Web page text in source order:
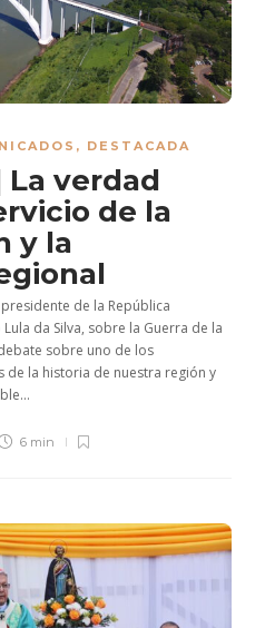
, DESTACADA
verdad
de la
y la
de la República
da Silva, sobre la Guerra de la
sobre uno de los
la historia de nuestra región y
6 min